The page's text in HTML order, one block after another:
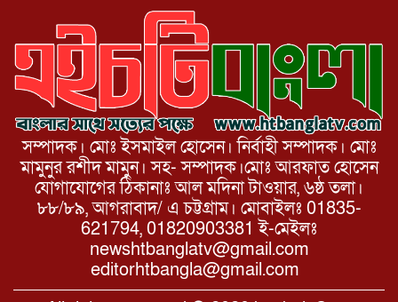
সম্পাদক। মোঃ ইসমাইল হোসেন। নির্বাহী সম্পাদক। মোঃ
মামুনুর রশীদ মামুন। সহ- সম্পাদক।মোঃ আরফাত হোসেন
যোগাযোগের ঠিকানাঃ আল মদিনা টাওয়ার, ৬ষ্ঠ তলা।
৮৮/৮৯, আগরাবাদ/ এ চট্টগ্রাম। মোবাইলঃ 01835-
621794, 01820903381 ই-মেইলঃ
newshtbanglatv@gmail.com
editorhtbangla@gmail.com